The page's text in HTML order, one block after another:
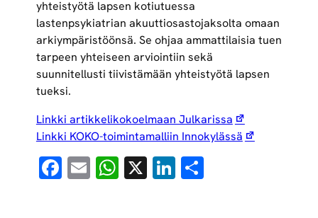
yhteistyötä lapsen kotiutuessa
lastenpsykiatrian akuuttiosastojaksolta omaan
arkiympäristöönsä. Se ohjaa ammattilaisia tuen
tarpeen yhteiseen arviointiin sekä
suunnitellusti tiivistämään yhteistyötä lapsen
tueksi.
Linkki artikkelikokoelmaan Julkarissa
Linkki KOKO-toimintamalliin Innokylässä
Facebook
EmailWhatsApp
X LinkedIn
Share